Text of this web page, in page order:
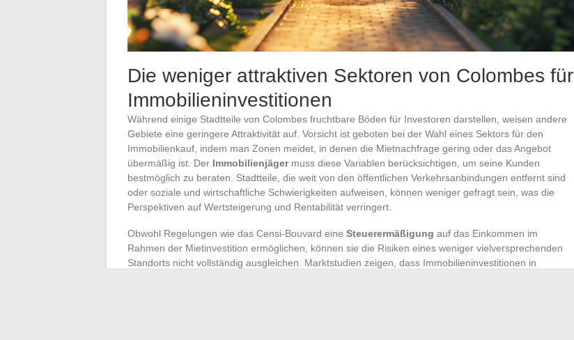
Die weniger attraktiven Sektoren von Colombes für
Immobilieninvestitionen
Während einige Stadtteile von Colombes fruchtbare Böden für Investoren darstellen, weisen andere
Gebiete eine geringere Attraktivität auf. Vorsicht ist geboten bei der Wahl eines Sektors für den
Immobilienkauf, indem man Zonen meidet, in denen die Mietnachfrage gering oder das Angebot
übermäßig ist. Der Immobilienjägermuss diese Variablen berücksichtigen, um seine Kunden
bestmöglich zu beraten. Stadtteile, die weit von den öffentlichen Verkehrsanbindungen entfernt sind
oder soziale und wirtschaftliche Schwierigkeiten aufweisen, können weniger gefragt sein, was die
Perspektiven auf Wertsteigerung und Rentabilität verringert.
Obwohl Regelungen wie das Censi-Bouvard eine Steuerermäßigung auf das Einkommen im
Rahmen der Mietinvestition ermöglichen, können sie die Risiken eines weniger vielversprechenden
Standorts nicht vollständig ausgleichen. Marktstudien zeigen, dass Immobilieninvestitionen in